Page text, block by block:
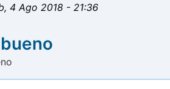
4 Ago 2018 - 21:36